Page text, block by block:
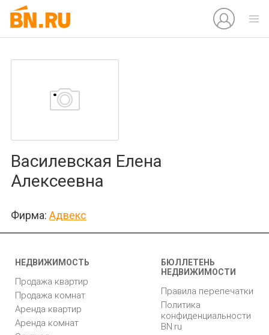
Василевская Елена
Алексеевна
Фирма: Адвекс
НЕДВИЖИМОСТЬ
Продажа квартир
Продажа комнат
Аренда квартир
Аренда комнат
БЮЛЛЕТЕНЬ
НЕДВИЖИМОСТИ
Правила перепечатки
Политика
конфиденциальности
BN.ru